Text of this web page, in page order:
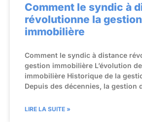
Comment le syndic à
révolutionne la gestion
immobilière
Comment le syndic à distance
gestion immobilière L’évolution
immobilière Historique de la
Depuis des décennies, la gestion
LIRE LA SUITE »